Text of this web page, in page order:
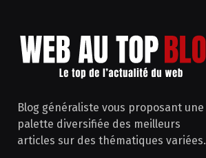
Blog généraliste vous proposant une
palette diversifiée des meilleurs
articles sur des thématiques variées.